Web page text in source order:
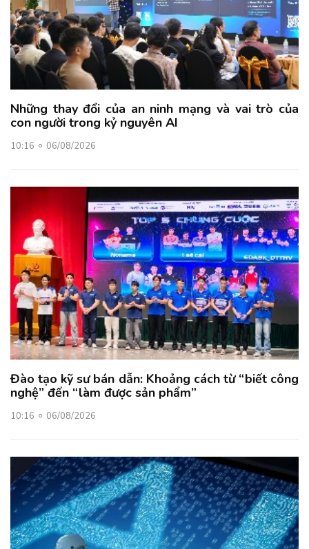
Những thay đổi của an ninh mạng và vai trò của
con người trong kỷ nguyên AI
10:16 06/08/2026
Đào tạo kỹ sư bán dẫn: Khoảng cách từ “biết công
nghệ” đến “làm được sản phẩm”
10:16 06/08/2026